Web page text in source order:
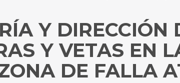
Y DIRECCIÓN
Y VETAS EN
DE FALLA